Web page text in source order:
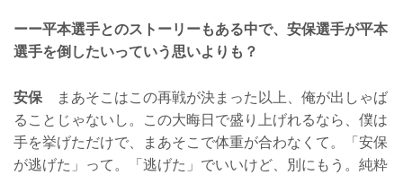
ーー平本選手とのストーリーもある中で、安保選手が平本
選手を倒したいっていう思いよりも？
安保 まあそこはこの再戦が決まった以上、俺が出しゃば
ることじゃないし。この大晦日で盛り上げれるなら、僕は
手を挙げただけで、まあそこで体重が合わなくて。「安保
が逃げた」って。「逃げた」でいいけど、別にもう。純粋